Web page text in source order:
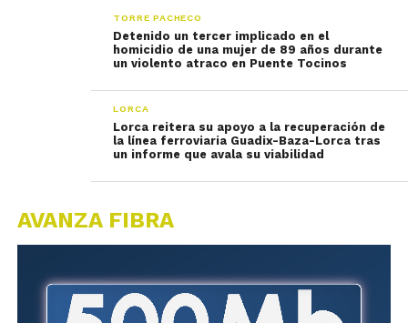
TORRE PACHECO
Detenido un tercer implicado en el
homicidio de una mujer de 89 años durante
un violento atraco en Puente Tocinos
LORCA
Lorca reitera su apoyo a la recuperación de
la línea ferroviaria Guadix-Baza-Lorca tras
un informe que avala su viabilidad
AVANZA FIBRA